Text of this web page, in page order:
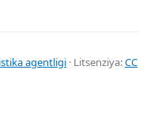
agentligi · Litsenziya:CC